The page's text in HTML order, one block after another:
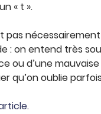
« t ».
on entend très
ou d’une
qu’on oublie